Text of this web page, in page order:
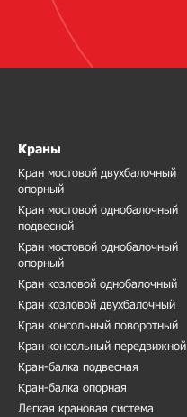
Краны
Кран мостовой двухбалочный
опорный
Кран мостовой однобалочный
подвесной
Кран мостовой однобалочный
опорный
Кран козловой однобалочный
Кран козловой двухбалочный
Кран консольный поворотный
Кран консольный передвижной
Кран-балка подвесная
Кран-балка опорная
Легкая крановая система